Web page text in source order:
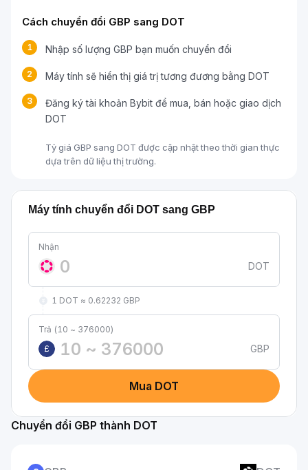
Cách chuyển đổi GBP sang DOT
1 Nhập số lượng GBP bạn muốn chuyển đổi
2 Máy tính sẽ hiển thị giá trị tương đương bằng DOT
3
Đăng ký tài khoản Bybit để mua, bán hoặc giao dịch
DOT
Tỷ giá GBP sang DOT được cập nhật theo thời gian thực
dựa trên dữ liệu thị trường.
Máy tính chuyển đổi DOT sang GBP
Nhận
DOT
1 DOT ≈ 0.62232 GBP
Trả (10 ~ 376000)
£
GBP
Mua DOT
Chuyển đổi GBP thành DOT